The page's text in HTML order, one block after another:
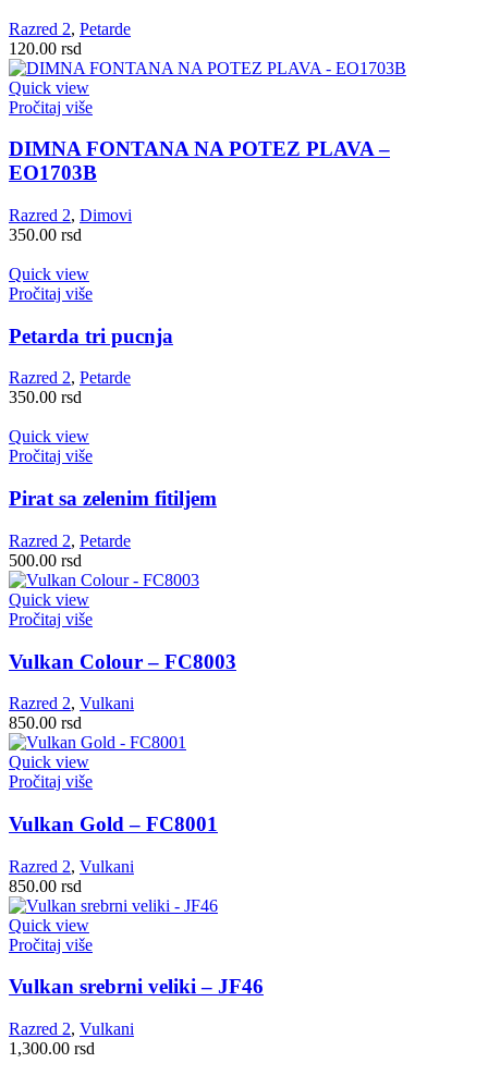
Razred 2, Petarde
120.00 rsd
Quick view
Pročitaj više
DIMNA FONTANA NA POTEZ PLAVA –
EO1703B
Razred 2, Dimovi
350.00 rsd
Quick view
Pročitaj više
Petarda tri pucnja
Razred 2, Petarde
350.00 rsd
Quick view
Pročitaj više
Pirat sa zelenim fitiljem
Razred 2, Petarde
500.00 rsd
Quick view
Pročitaj više
Vulkan Colour – FC8003
Razred 2, Vulkani
850.00 rsd
Quick view
Pročitaj više
Vulkan Gold – FC8001
Razred 2, Vulkani
850.00 rsd
Quick view
Pročitaj više
Vulkan srebrni veliki – JF46
Razred 2, Vulkani
1,300.00 rsd